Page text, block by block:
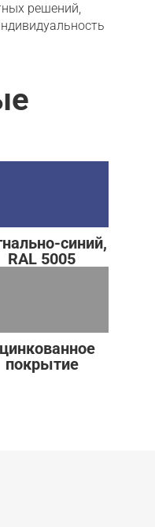
решений,
синий,
RAL 5005
покрытие